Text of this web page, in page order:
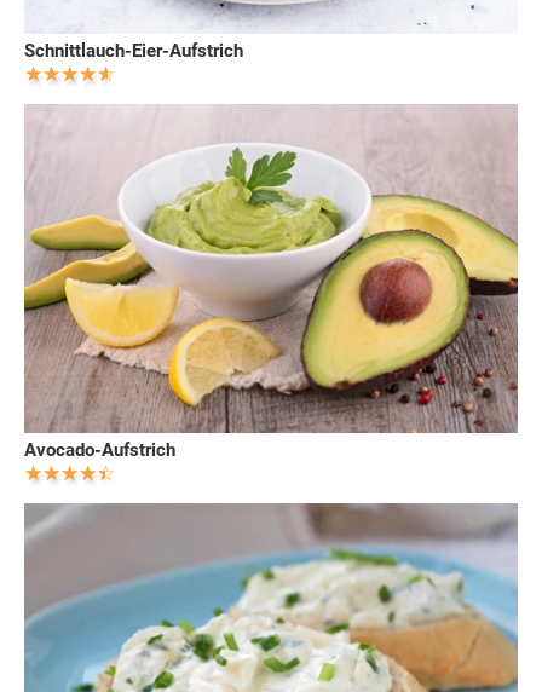
Schnittlauch-Eier-Aufstrich
Avocado-Aufstrich